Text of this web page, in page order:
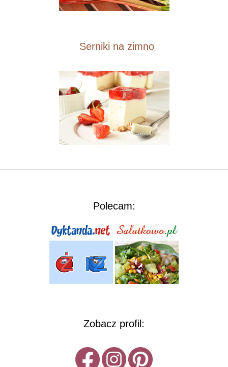
Serniki na zimno
Polecam:
Zobacz profil: